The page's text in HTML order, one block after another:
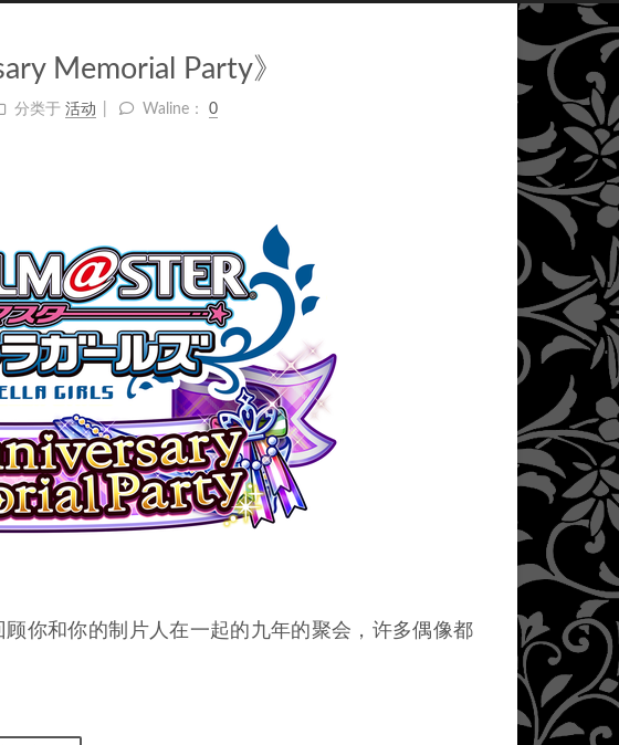
Memorial Party》
分类于 活动 Waline： 0
你和你的制片人在一起的九年的聚会，许多偶像都